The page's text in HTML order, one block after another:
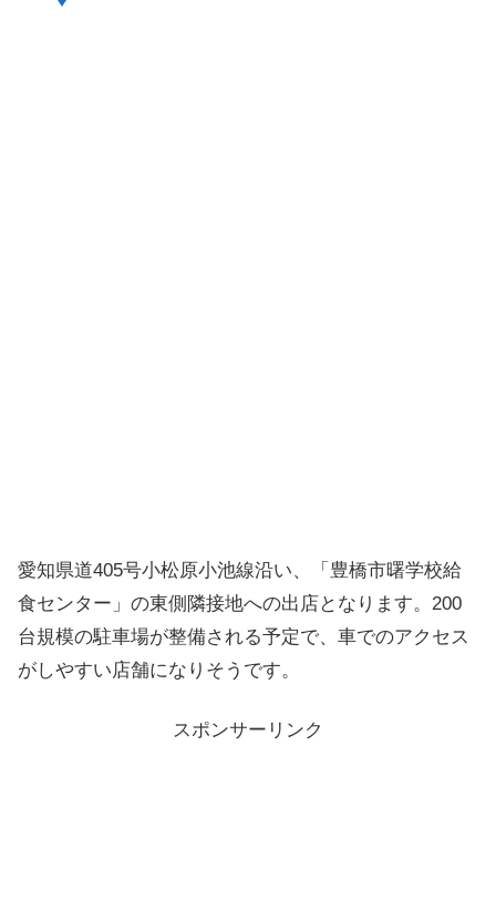
愛知県道405号小松原小池線沿い、「豊橋市曙学校給
食センター」の東側隣接地への出店となります。200
台規模の駐車場が整備される予定で、車でのアクセス
がしやすい店舗になりそうです。
スポンサーリンク